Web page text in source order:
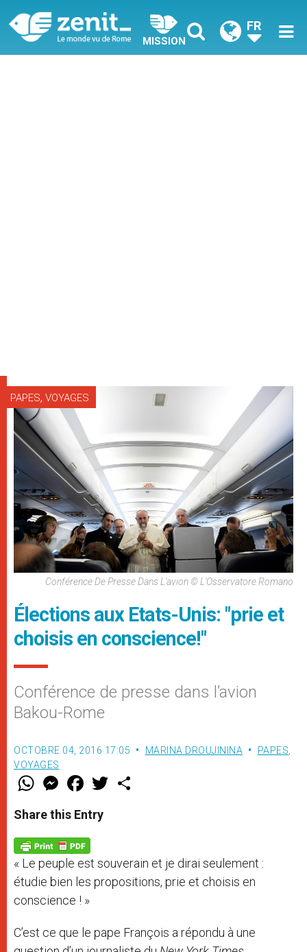
MISSION
FR
PAPES, VOYAGES
Conférence De Presse Dans L'avion © L'Osservatore Romano
Élections aux Etats-Unis: "prie et
choisis en conscience!"
Conférence de presse dans l’avion
Bakou-Rome
OCTOBRE 04, 2016 17:05 MARINA DROUJININA PAPES
VOYAGES
W
t
s
p
p
M
e
s
e
g
e
r
F
a
e
b
o
k
w
Share this Entry
« Le peuple est souverain et je dirai seulement :
étudie bien les propositions, prie et choisis en
conscience ! »
C’est ce que le pape François a répondu à une